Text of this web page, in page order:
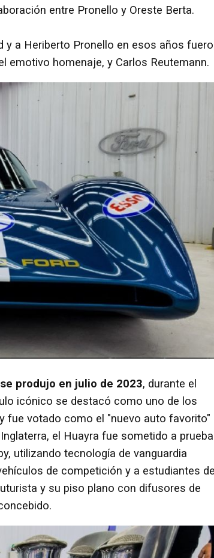
entre Pronello y Oreste Berta.
y a Heriberto Pronello en esos años
emotivo homenaje, y Carlos Reutemann.
se produjo en julio de 2023, durante el
icónico se destacó como uno de los
fue votado como el "nuevo auto favorito"
el Huayra fue sometido a
utilizando tecnología de vanguardia
de competición y a estudiantes
y su piso plano con difusores de